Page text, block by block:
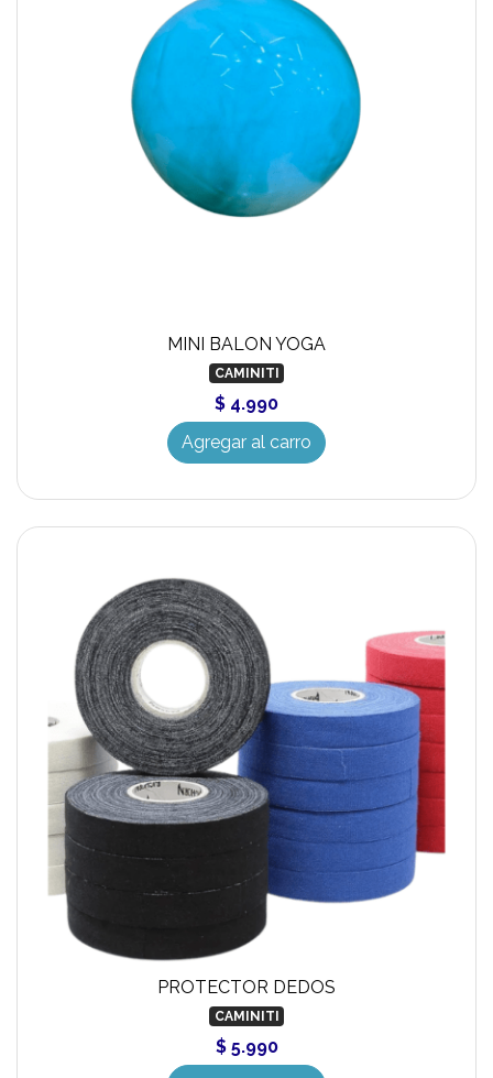
MINI BALON YOGA
CAMINITI
$ 4.990
Agregar al carro
PROTECTOR DEDOS
CAMINITI
$ 5.990